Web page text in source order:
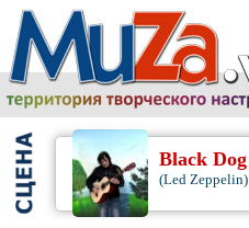
Black Dog
(Led Zeppelin)